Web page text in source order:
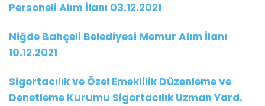
Personeli Alım İlanı 03.12.2021
Niğde Bahçeli Belediyesi Memur Alım İlanı
10.12.2021
Sigortacılık ve Özel Emeklilik Düzenleme ve
Denetleme Kurumu Sigortacılık Uzman Yard.